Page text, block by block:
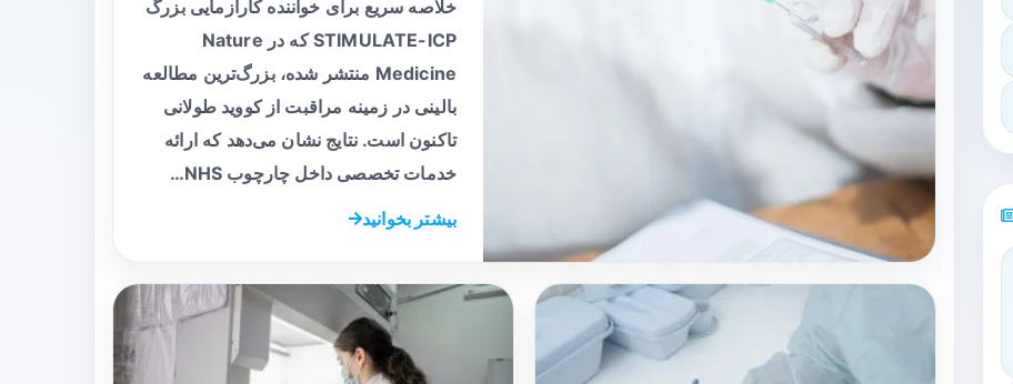
خلاصه سریع برای خواننده کارآزمایی بزرگ
STIMULATE-ICP که در Nature
Medicine منتشر شده، بزرگ‌ترین مطالعه
بالینی در زمینه مراقبت از کووید طولانی
تاکنون است. نتایج نشان می‌دهد که ارائه
خدمات تخصصی داخل چارچوب NHS…
بیشتر بخوانید